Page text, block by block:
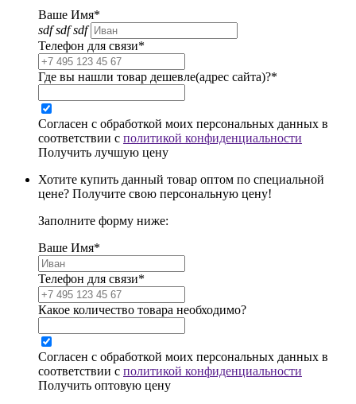
Ваше Имя*
sdf sdf sdf
Телефон для связи*
Где вы нашли товар дешевле(адрес сайта)?*
Согласен с обработкой моих персональных данных в
соответствии с политикой конфиденциальности
Получить лучшую цену
Хотите купить данный товар оптом по специальной
цене? Получите свою персональную цену!
Заполните форму ниже:
Ваше Имя*
Телефон для связи*
Какое количество товара необходимо?
Согласен с обработкой моих персональных данных в
соответствии с политикой конфиденциальности
Получить оптовую цену